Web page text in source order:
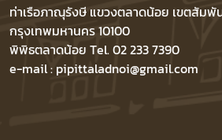
ท่าเรือภาณุรังษี แขวงตลาดน้อย เขตสัมพั
กรุงเทพมหานคร 10100
พิพิธตลาดน้อย Tel. 02 233 7390
e-mail : pipittaladnoi@gmail.com